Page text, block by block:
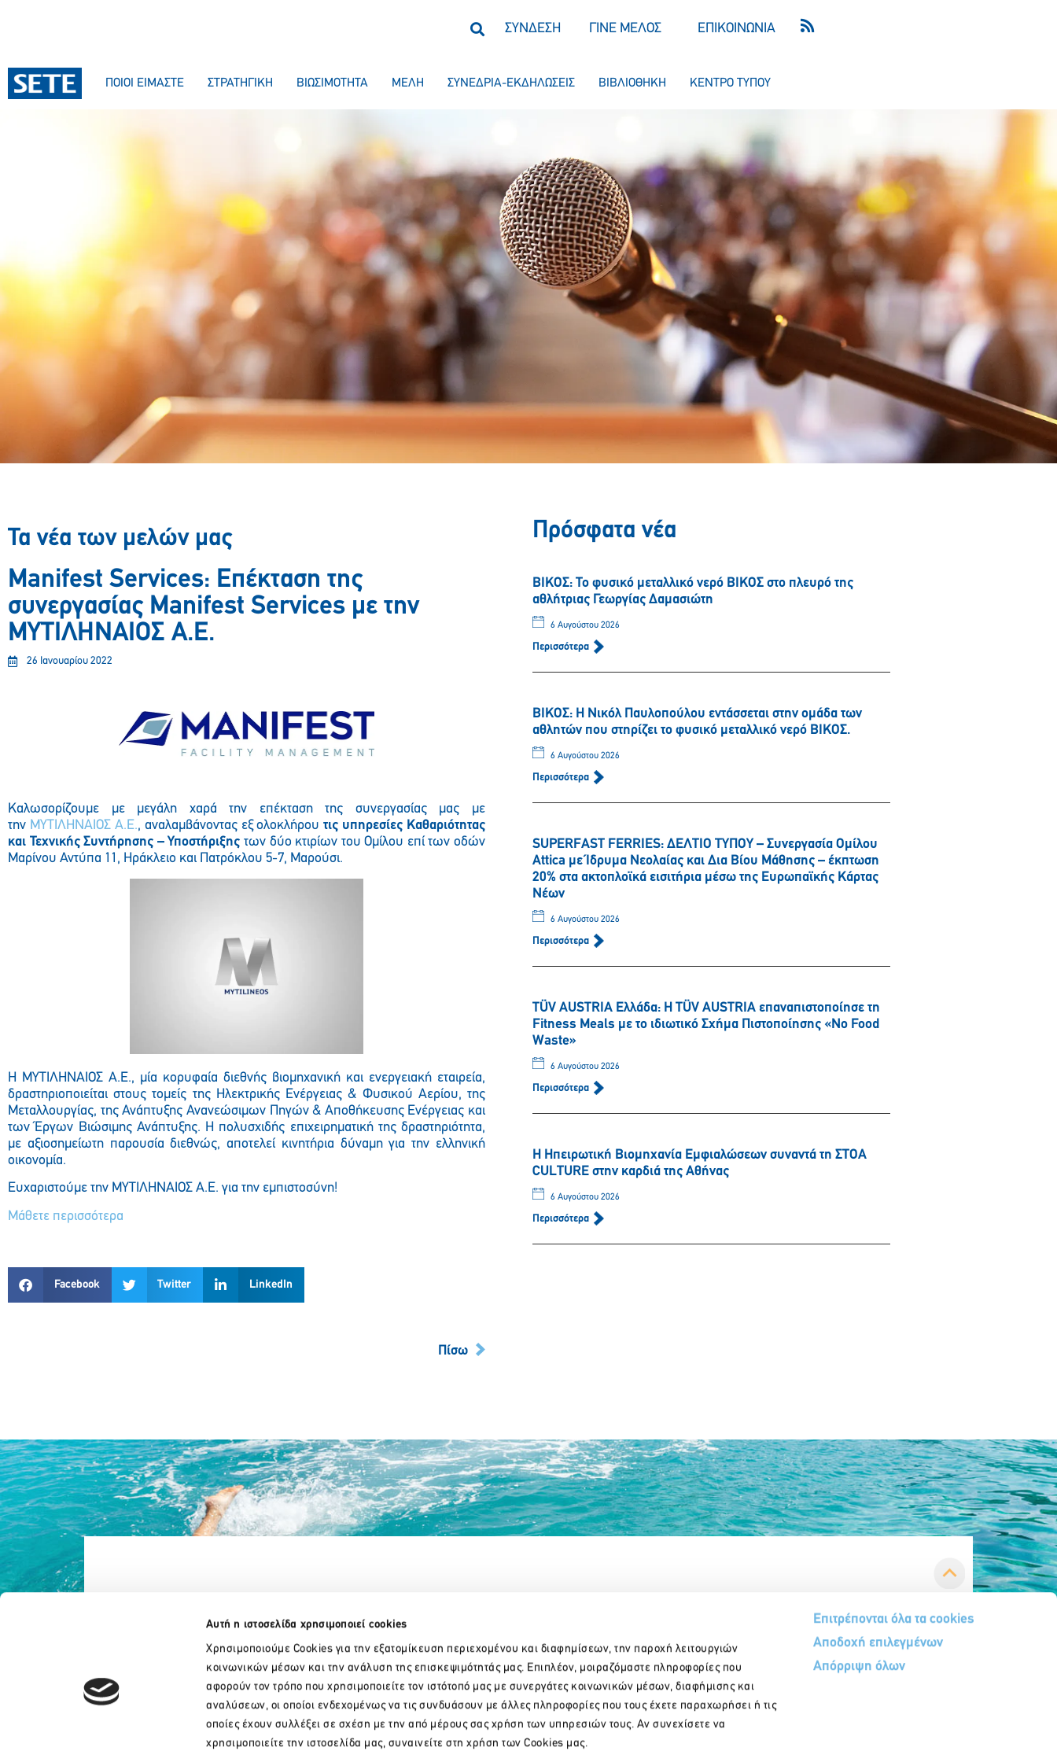
Αυτή η ιστοσελίδα χρησιμοποιεί cookies
Χρησιμοποιούμε Cookies για την εξατομίκευση περιεχομένου και διαφημίσεων, την παροχή λειτουργιών
κοινωνικών μέσων και την ανάλυση της επισκεψιμότητάς μας. Επιπλέον, μοιραζόμαστε πληροφορίες που
αφορούν τον τρόπο που χρησιμοποιείτε τον ιστότοπό μας με συνεργάτες κοινωνικών μέσων, διαφήμισης και
αναλύσεων, οι οποίοι ενδεχομένως να τις συνδυάσουν με άλλες πληροφορίες που τους έχετε παραχωρήσει ή τις
οποίες έχουν συλλέξει σε σχέση με την από μέρους σας χρήση των υπηρεσιών τους. Αν συνεχίσετε να
χρησιμοποιείτε την ιστοσελίδα μας, συναινείτε στη χρήση των Cookies μας.
Επιτρέπονται όλα τα cookies
Αποδοχή επιλεγμένων
Απόρριψη όλων
ΣΥΝΔΕΣΗ ΓΙΝΕ ΜΕΛΟΣ ΕΠΙΚΟΙΝΩΝΙΑ
ΠΟΙΟΙ ΕΙΜΑΣΤΕ ΣΤΡΑΤΗΓΙΚΗ ΒΙΩΣΙΜΟΤΗΤΑ ΜΕΛΗ ΣΥΝΕΔΡΙΑ-ΕΚΔΗΛΩΣΕΙΣ ΒΙΒΛΙΟΘΗΚΗ ΚΕΝΤΡΟ ΤΥΠΟΥ
Τα νέα των μελών μας
Manifest Services: Επέκταση της
συνεργασίας Manifest Services με την
ΜΥΤΙΛΗΝΑΙΟΣ Α.Ε.
26 Ιανουαρίου 2022
Καλωσορίζουμε με μεγάλη χαρά την επέκταση της συνεργασίας μας με
την ΜΥΤΙΛΗΝΑΙΟΣ Α.Ε., αναλαμβάνοντας εξ ολοκλήρου τις υπηρεσίες Καθαριότητας
και Τεχνικής Συντήρησης – Υποστήριξης των δύο κτιρίων του Ομίλου επί των οδών
Μαρίνου Αντύπα 11, Ηράκλειο και Πατρόκλου 5-7, Μαρούσι.
Η ΜΥΤΙΛΗΝΑΙΟΣ Α.Ε., μία κορυφαία διεθνής βιομηχανική και ενεργειακή εταιρεία,
δραστηριοποιείται στους τομείς της Ηλεκτρικής Ενέργειας & Φυσικού Αερίου, της
Μεταλλουργίας, της Ανάπτυξης Ανανεώσιμων Πηγών & Αποθήκευσης Ενέργειας και
των Έργων Βιώσιμης Ανάπτυξης. Η πολυσχιδής επιχειρηματική της δραστηριότητα,
με αξιοσημείωτη παρουσία διεθνώς, αποτελεί κινητήρια δύναμη για την ελληνική
οικονομία.
Ευχαριστούμε την ΜΥΤΙΛΗΝΑΙΟΣ Α.Ε. για την εμπιστοσύνη!
Μάθετε περισσότερα
Facebook Twitter LinkedIn
Πίσω
Πρόσφατα νέα
ΒΙΚΟΣ: Το φυσικό μεταλλικό νερό ΒΙΚΟΣ στο πλευρό της
αθλήτριας Γεωργίας Δαμασιώτη
6 Αυγούστου 2026
Περισσότερα
ΒΙΚΟΣ: Η Νικόλ Παυλοπούλου εντάσσεται στην ομάδα των
αθλητών που στηρίζει το φυσικό μεταλλικό νερό ΒΙΚΟΣ.
6 Αυγούστου 2026
Περισσότερα
SUPERFAST FERRIES: ΔΕΛΤΙΟ ΤΥΠΟΥ – Συνεργασία Ομίλου
Attica με Ίδρυμα Νεολαίας και Δια Βίου Μάθησης – έκπτωση
20% στα ακτοπλοϊκά εισιτήρια μέσω της Ευρωπαϊκής Κάρτας
Νέων
6 Αυγούστου 2026
Περισσότερα
TÜV AUSTRIA Ελλάδα: Η TÜV AUSTRIA επαναπιστοποίησε τη
Fitness Meals με το ιδιωτικό Σχήμα Πιστοποίησης «No Food
Waste»
6 Αυγούστου 2026
Περισσότερα
Η Ηπειρωτική Βιομηχανία Εμφιαλώσεων συναντά τη ΣΤΟΑ
CULTURE στην καρδιά της Αθήνας
6 Αυγούστου 2026
Περισσότερα
Εγγραφή στο newsletter
Παρακαλώ περιμένετε…